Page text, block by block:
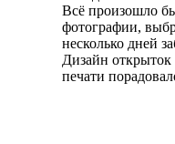
Всё произошло
фотографии,
несколько дней
Дизайн открыток
печати